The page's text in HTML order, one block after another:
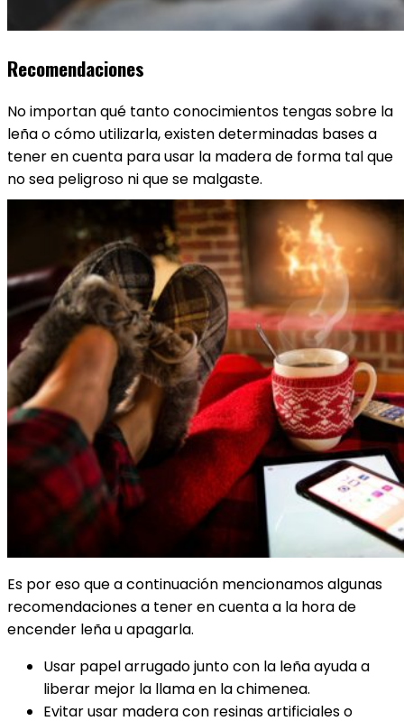
Recomendaciones
No importan qué tanto conocimientos tengas sobre la
leña o cómo utilizarla, existen determinadas bases a
tener en cuenta para usar la madera de forma tal que
no sea peligroso ni que se malgaste.
Es por eso que a continuación mencionamos algunas
recomendaciones a tener en cuenta a la hora de
encender leña u apagarla.
Usar papel arrugado junto con la leña ayuda a
liberar mejor la llama en la chimenea.
Evitar usar madera con resinas artificiales o